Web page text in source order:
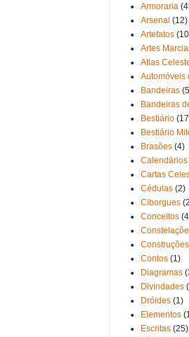
Armoraria
Arsenal (12)
Artefatos
Artes
Atlas
Automóveis
Bandeiras
Bandeiras
Bestiário
Bestiário
Brasões (4)
Calendários
Cartas
Cédulas (2)
Ciborgues
Conceitos
Construções
Contos (1)
Diagramas
Divindades
Dróides (1)
Elementos
Escritas (25)